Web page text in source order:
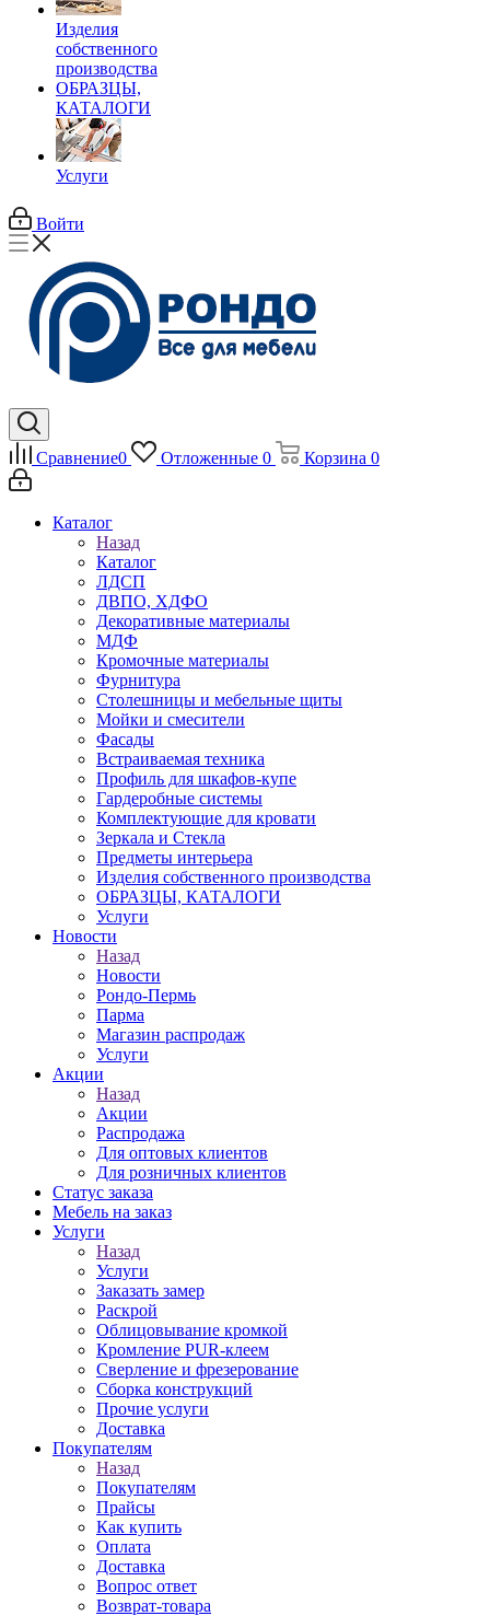
Изделия
собственного
производства
ОБРАЗЦЫ,
КАТАЛОГИ
Услуги
Войти
Сравнение0 Отложенные 0 Корзина 0
Каталог
Назад
Каталог
ЛДСП
ДВПО, ХДФО
Декоративные материалы
МДФ
Кромочные материалы
Фурнитура
Столешницы и мебельные щиты
Мойки и смесители
Фасады
Встраиваемая техника
Профиль для шкафов-купе
Гардеробные системы
Комплектующие для кровати
Зеркала и Стекла
Предметы интерьера
Изделия собственного производства
ОБРАЗЦЫ, КАТАЛОГИ
Услуги
Новости
Назад
Новости
Рондо-Пермь
Парма
Магазин распродаж
Услуги
Акции
Назад
Акции
Распродажа
Для оптовых клиентов
Для розничных клиентов
Статус заказа
Мебель на заказ
Услуги
Назад
Услуги
Заказать замер
Раскрой
Облицовывание кромкой
Кромление PUR-клеем
Сверление и фрезерование
Сборка конструкций
Прочие услуги
Доставка
Покупателям
Назад
Покупателям
Прайсы
Как купить
Оплата
Доставка
Вопрос ответ
Возврат-товара